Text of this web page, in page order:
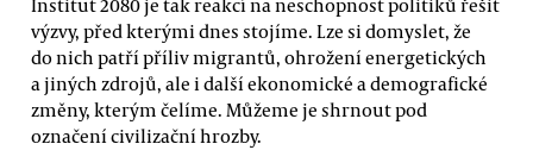
Institut 2080 je tak reakcí na neschopnost politiků řešit
výzvy, před kterými dnes stojíme. Lze si domyslet, že
do nich patří příliv migrantů, ohrožení energetických
a jiných zdrojů, ale i další ekonomické a demografické
změny, kterým čelíme. Můžeme je shrnout pod
označení civilizační hrozby.